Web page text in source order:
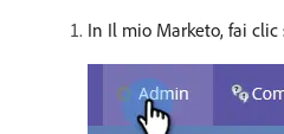
In Il mio Marketo, fai clic